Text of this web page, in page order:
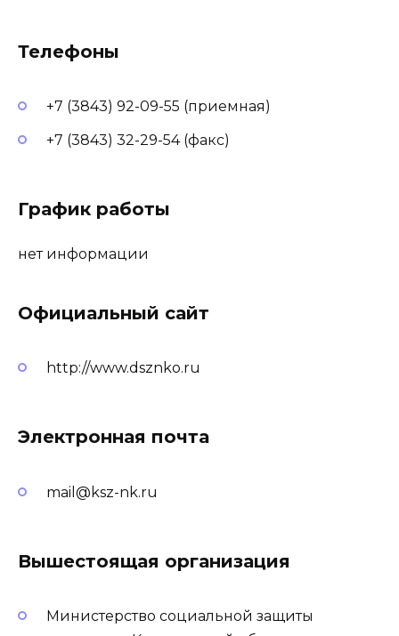
Телефоны
+7 (3843) 92-09-55 (приемная)
+7 (3843) 32-29-54 (факс)
График работы
нет информации
Официальный сайт
http://www.dsznko.ru
Электронная почта
mail@ksz-nk.ru
Вышестоящая организация
Министерство социальной защиты